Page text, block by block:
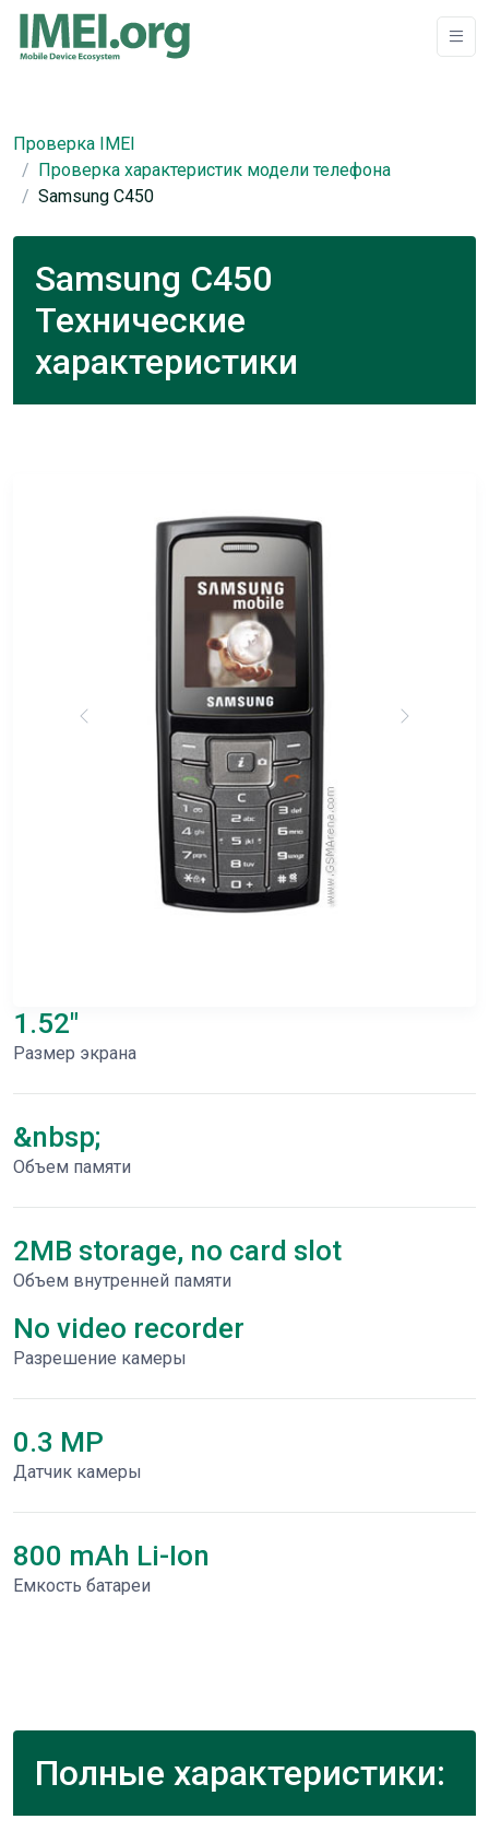
Проверка IMEI
Проверка характеристик модели телефона
Samsung C450
Samsung C450
Технические
характеристики
1.52"
Размер экрана
&nbsp;
Объем памяти
2MB storage, no card slot
Объем внутренней памяти
No video recorder
Разрешение камеры
0.3 MP
Датчик камеры
800 mAh Li-Ion
Емкость батареи
Полные характеристики: